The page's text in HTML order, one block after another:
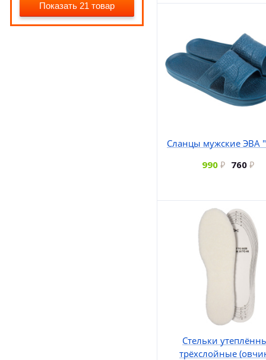
Показать 21 товар
Сланцы мужские ЭВА
990
760
Стельки
трёхслойные